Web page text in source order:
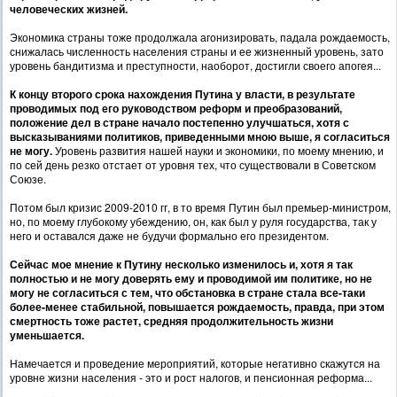
человеческих жизней.
Экономика страны тоже продолжала агонизировать, падала рождаемость,
снижалась численность населения страны и ее жизненный уровень, зато
уровень бандитизма и преступности, наоборот, достигли своего апогея...
К концу второго срока нахождения Путина у власти, в результате
проводимых под его руководством реформ и преобразований,
положение дел в стране начало постепенно улучшаться, хотя с
высказываниями политиков, приведенными мною выше, я согласиться
не могу.Уровень развития нашей науки и экономики, по моему мнению, и
по сей день резко отстает от уровня тех, что существовали в Советском
Союзе.
Потом был кризис 2009-2010 гг, в то время Путин был премьер-министром,
но, по моему глубокому убеждению, он, как был у руля государства, так у
него и оставался даже не будучи формально его президентом.
Сейчас мое мнение к Путину несколько изменилось и, хотя я так
полностью и не могу доверять ему и проводимой им политике, но не
могу не согласиться с тем, что обстановка в стране стала все-таки
более-менее стабильной, повышается рождаемость, правда, при этом
смертность тоже растет, средняя продолжительность жизни
уменьшается.
Намечается и проведение мероприятий, которые негативно скажутся на
уровне жизни населения - это и рост налогов, и пенсионная реформа...